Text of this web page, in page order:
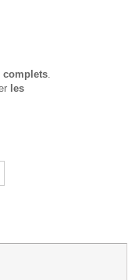
complets.
les